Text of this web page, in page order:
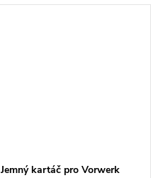
Jemný kartáč pro Vorwerk